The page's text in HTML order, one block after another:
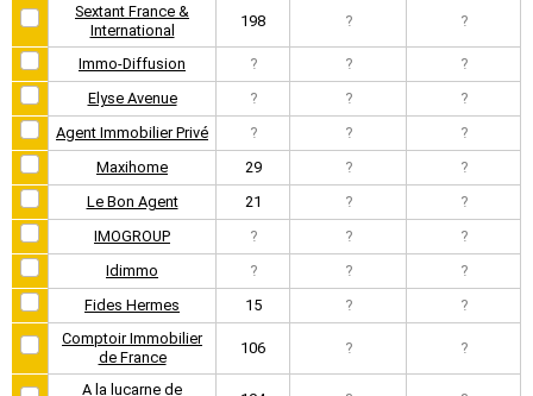
Sextant France &
International
198 ? ?
Immo-Diffusion ? ?
?
Elyse Avenue
? ?
?
Agent Immobilier Privé
? ?
?
Maxihome
29 ?
?
Le Bon Agent
21 ?
?
IMOGROUP
? ?
?
Idimmo
? ?
?
Fides Hermes
15 ?
?
Comptoir Immobilier
de France
106 ? ?
A la lucarne de